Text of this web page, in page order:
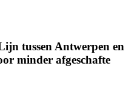
tussen Antwerpen en
minder afgeschafte